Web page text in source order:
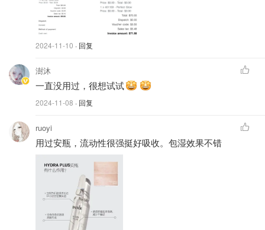
干皮及超级大干皮！解决皮肤干燥起皮等等状况。
2024-11-10 · 回复
澍沐
一直没用过，很想试试
2024-11-08 · 回复
ruoyi
用过安瓶，流动性很强挺好吸收。包湿效果不错